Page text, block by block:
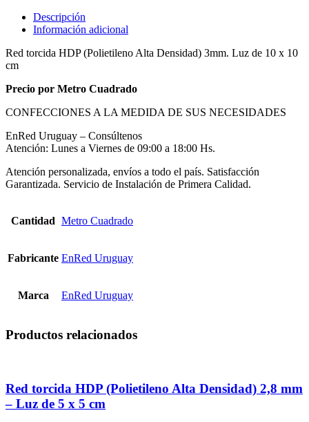
Descripción
Información adicional
Red torcida HDP (Polietileno Alta Densidad) 3mm. Luz de 10 x 10
cm
Precio por Metro Cuadrado
CONFECCIONES A LA MEDIDA DE SUS NECESIDADES
EnRed Uruguay – Consúltenos
Atención: Lunes a Viernes de 09:00 a 18:00 Hs.
Atención personalizada, envíos a todo el país. Satisfacción
Garantizada. Servicio de Instalación de Primera Calidad.
Cantidad Metro Cuadrado
Fabricante EnRed Uruguay
Marca EnRed Uruguay
Productos relacionados
Red torcida HDP (Polietileno Alta Densidad) 2,8 mm
– Luz de 5 x 5 cm